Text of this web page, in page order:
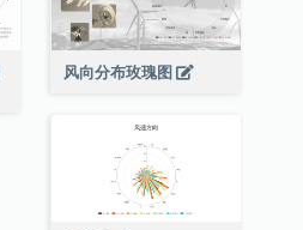
风向分布玫瑰图